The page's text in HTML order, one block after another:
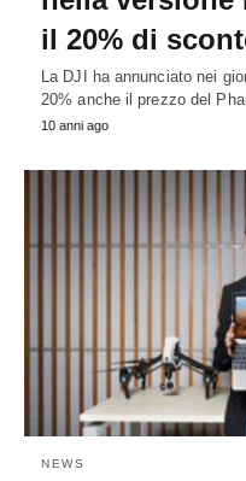
il 20% di
La DJI ha annunciato nei
20% anche il prezzo del
10 anni ago
NEWS